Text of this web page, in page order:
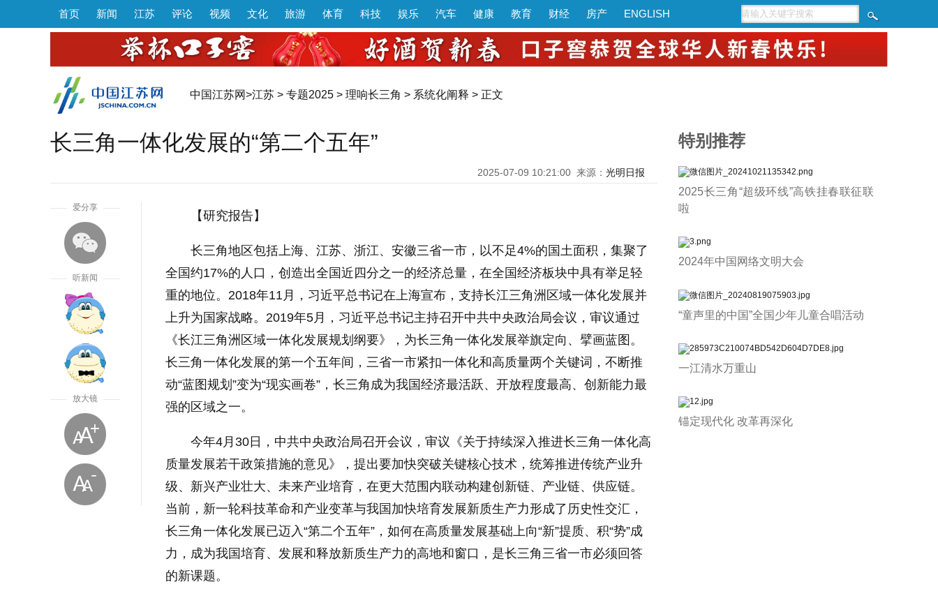
首页 新闻 江苏 评论 视频 文化 旅游 体育 科技 娱乐 汽车 健康 教育 财经 房产 ENGLISH
中国江苏网>江苏 > 专题2025 > 理响长三角 > 系统化阐释 > 正文
长三角一体化发展的“第二个五年”
2025-07-09 10:21:00 来源： 光明日报
爱分享
听新闻
放大镜
【研究报告】
长三角地区包括上海、江苏、浙江、安徽三省一市，以不足4%的国土面积，集聚了
全国约17%的人口，创造出全国近四分之一的经济总量，在全国经济板块中具有举足轻
重的地位。2018年11月，习近平总书记在上海宣布，支持长江三角洲区域一体化发展并
上升为国家战略。2019年5月，习近平总书记主持召开中共中央政治局会议，审议通过
《长江三角洲区域一体化发展规划纲要》，为长三角一体化发展举旗定向、擘画蓝图。
长三角一体化发展的第一个五年间，三省一市紧扣一体化和高质量两个关键词，不断推
动“蓝图规划”变为“现实画卷”，长三角成为我国经济最活跃、开放程度最高、创新能力最
强的区域之一。
今年4月30日，中共中央政治局召开会议，审议《关于持续深入推进长三角一体化高
质量发展若干政策措施的意见》，提出要加快突破关键核心技术，统筹推进传统产业升
级、新兴产业壮大、未来产业培育，在更大范围内联动构建创新链、产业链、供应链。
当前，新一轮科技革命和产业变革与我国加快培育发展新质生产力形成了历史性交汇，
长三角一体化发展已迈入“第二个五年”，如何在高质量发展基础上向“新”提质、积“势”成
力，成为我国培育、发展和释放新质生产力的高地和窗口，是长三角三省一市必须回答
的新课题。
特别推荐
2025长三角“超级环线”高铁挂春联征联
啦
2024年中国网络文明大会
“童声里的中国”全国少年儿童合唱活动
一江清水万重山
锚定现代化 改革再深化